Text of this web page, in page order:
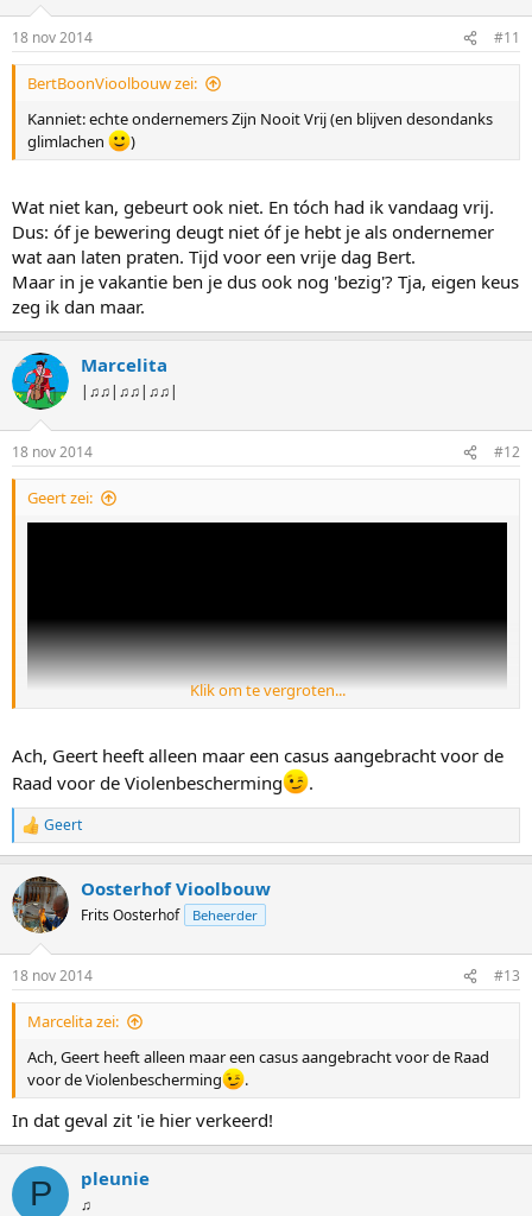
18 nov 2014 #11
BertBoonVioolbouw zei:
Kanniet: echte ondernemers Zijn Nooit Vrij (en blijven desondanks
glimlachen
)
Wat niet kan, gebeurt ook niet. En tóch had ik vandaag vrij.
Dus: óf je bewering deugt niet óf je hebt je als ondernemer
wat aan laten praten. Tijd voor een vrije dag Bert.
Maar in je vakantie ben je dus ook nog 'bezig'? Tja, eigen keus
zeg ik dan maar.
Marcelita
|♫♫|♫♫|♫♫|
18 nov 2014 #12
Geert zei:
Klik om te vergroten...
Ach, Geert heeft alleen maar een casus aangebracht voor de
Raad voor de Violenbescherming
.
W
a
r
d
e
n
g
Geert
Oosterhof Vioolbouw
Frits Oosterhof Beheerder
18 nov 2014 #13
Marcelita zei:
Ach, Geert heeft alleen maar een casus aangebracht voor de Raad
voor de Violenbescherming
.
In dat geval zit 'ie hier verkeerd!
P pleunie
♫